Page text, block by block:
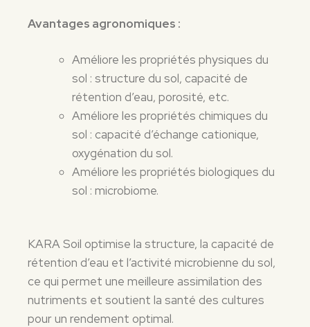
Avantages agronomiques :
Améliore les propriétés physiques du
sol : structure du sol, capacité de
rétention d’eau, porosité, etc.
Améliore les propriétés chimiques du
sol : capacité d’échange cationique,
oxygénation du sol.
Améliore les propriétés biologiques du
sol : microbiome.
KARA Soil optimise la structure, la capacité de
rétention d’eau et l’activité microbienne du sol,
ce qui permet une meilleure assimilation des
nutriments et soutient la santé des cultures
pour un rendement optimal.